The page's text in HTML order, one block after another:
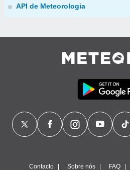
API de Meteorologia
Contacto Sobre nós FAQ